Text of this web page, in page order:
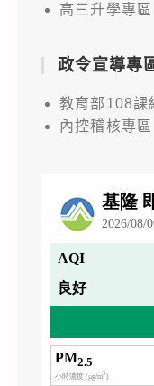
高三升學專區
政令宣導專
教育部108課
內控稽核專區